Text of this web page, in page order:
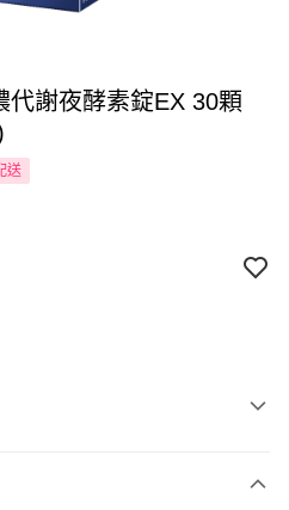
代謝夜酵素錠EX 30顆
送